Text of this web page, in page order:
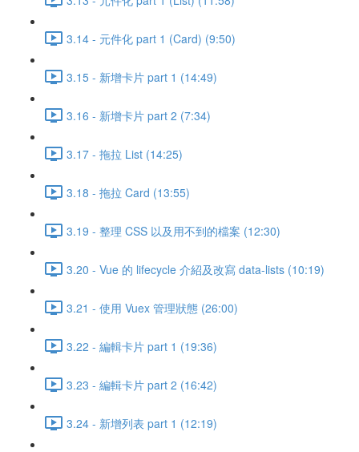
3.14 - 元件化 part 1 (Card) (9:50)
3.15 - 新增卡片 part 1 (14:49)
3.16 - 新增卡片 part 2 (7:34)
3.17 - 拖拉 List (14:25)
3.18 - 拖拉 Card (13:55)
3.19 - 整理 CSS 以及用不到的檔案 (12:30)
3.20 - Vue 的 lifecycle 介紹及改寫 data-lists (10:19)
3.21 - 使用 Vuex 管理狀態 (26:00)
3.22 - 編輯卡片 part 1 (19:36)
3.23 - 編輯卡片 part 2 (16:42)
3.24 - 新增列表 part 1 (12:19)